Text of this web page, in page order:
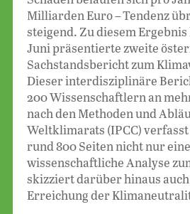
Milliarden Euro – Tendenz
steigend. Zu diesem
Juni präsentierte zweite
Sachstandsbericht zum
Dieser interdisziplinäre
200 Wissenschaftlern an
nach den Methoden und
Weltklimarats (IPCC)
rund 800 Seiten nicht nur
wissenschaftliche Analyse
skizziert darüber hinaus
Erreichung der